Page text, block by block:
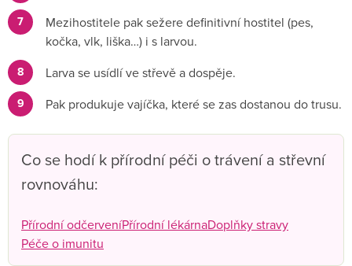
Mezihostitele pak sežere definitivní hostitel (pes,
kočka, vlk, liška…) i s larvou.
Larva se usídlí ve střevě a dospěje.
Pak produkuje vajíčka, které se zas dostanou do trusu.
Co se hodí k přírodní péči o trávení a střevní
rovnováhu:
Přírodní odčerveníPřírodní lékárnaDoplňky stravy
Péče o imunitu